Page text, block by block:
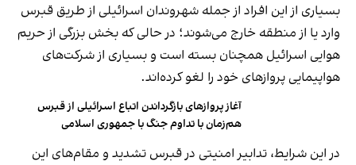
بسیاری از این افراد از جمله شهروندان اسرائیلی از طریق قبرس
وارد یا از منطقه خارج می‌شوند؛ در حالی که بخش بزرگی از حریم
هوایی اسرائیل همچنان بسته است و بسیاری از شرکت‌های
هواپیمایی پروازهای خود را لغو کرده‌اند.
آغاز پروازهای بازگرداندن اتباع اسرائیلی از قبرس
هم‌زمان با تداوم جنگ با جمهوری اسلامی
در این شرایط، تدابیر امنیتی در قبرس تشدید و مقام‌های این